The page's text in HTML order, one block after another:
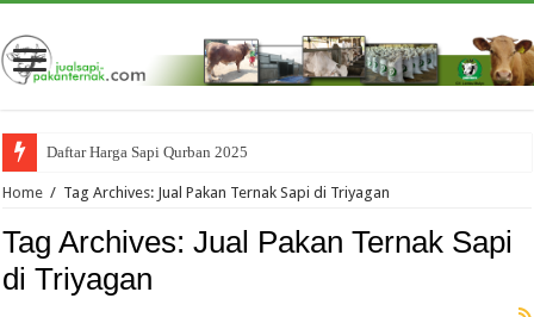
Daftar Harga Sapi Qurban 2025
Home / Tag Archives: Jual Pakan Ternak Sapi di Triyagan
Tag Archives:Jual Pakan Ternak Sapi
di Triyagan